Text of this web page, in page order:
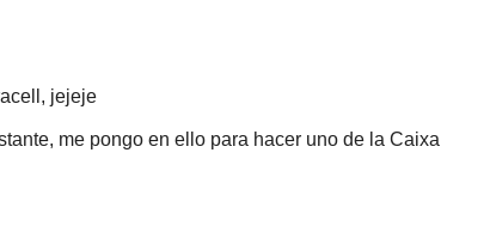
jejeje
me pongo en ello para hacer uno de la Caixa